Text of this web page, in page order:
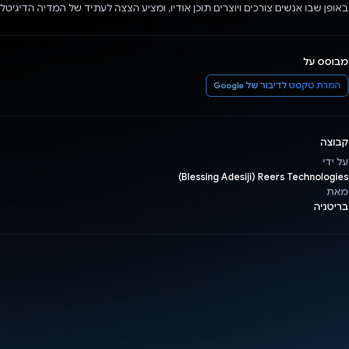
באופן שבו אנשים צורכים ויוצרים תוכן אודיו, ומציע הצצה לעתיד של המדיה
מבוסס על
המרת טקסט לדיבור של Google
קבוצה
על ידי
Reers Technologies‏ (Blessing Adesiji)
מאת
בריטניה